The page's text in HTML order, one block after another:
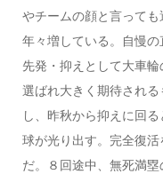
やチームの顔と言って
年々増している。自慢
先発・抑えとして大車
選ばれ大きく期待され
し、昨秋から抑えに回
球が光り出す。完全復
だ。８回途中、無死満